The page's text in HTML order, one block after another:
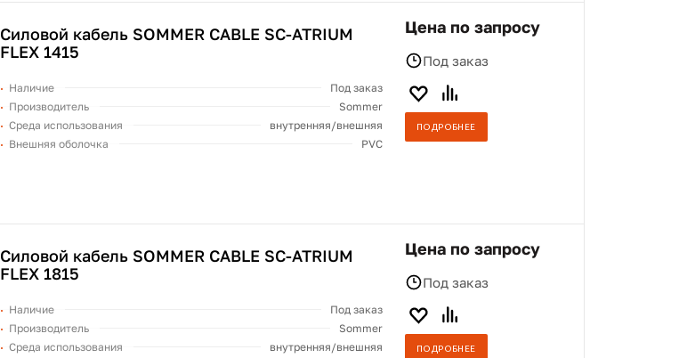
Силовой кабель SOMMER CABLE SC-ATRIUM
FLEX 1415
Наличие
Под заказ
Производитель
Sommer
Среда использования
внутренняя/внешняя
Внешняя оболочка
PVC
Цена по запросу
Под заказ
ПОДРОБНЕЕ
Силовой кабель SOMMER CABLE SC-ATRIUM
FLEX 1815
Наличие
Под заказ
Производитель
Sommer
Среда использования
внутренняя/внешняя
Цена по запросу
Под заказ
ПОДРОБНЕЕ